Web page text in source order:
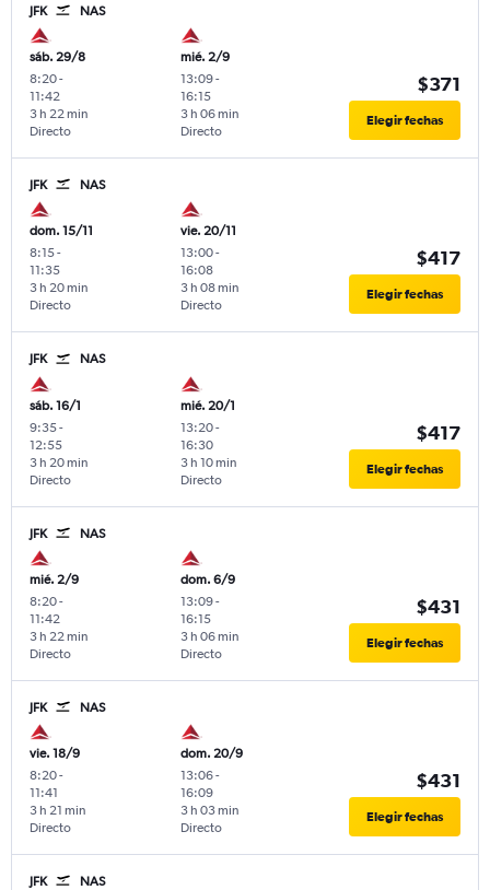
JFK NAS
sáb. 29/8
8:20-
11:42
Directo
3 h 22 min
mié. 2/9
13:09-
16:15
Directo
3 h 06 min
$371
Elegir fechas
JFK NAS
dom. 15/11
8:15-
11:35
Directo
3 h 20 min
vie. 20/11
13:00-
16:08
Directo
3 h 08 min
$417
Elegir fechas
JFK NAS
sáb. 16/1
9:35-
12:55
Directo
3 h 20 min
mié. 20/1
13:20-
16:30
Directo
3 h 10 min
$417
Elegir fechas
JFK NAS
mié. 2/9
8:20-
11:42
Directo
3 h 22 min
dom. 6/9
13:09-
16:15
Directo
3 h 06 min
$431
Elegir fechas
JFK NAS
vie. 18/9
8:20-
11:41
Directo
3 h 21 min
dom. 20/9
13:06-
16:09
Directo
3 h 03 min
$431
Elegir fechas
JFK NAS